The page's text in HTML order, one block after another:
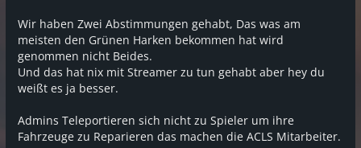
zerstören oder Sharkcards ergattern!
Zusätzlich gibt es auch Admins die sich gerne zu
ihnen Teleportieren
wenn ihr Auto mal wieder
Lasst die Finger von den Server!
Wir haben Zwei Abstimmungen gehabt, Das was am
meisten den Grünen Harken bekommen hat wird
genommen nicht Beides.
Und das hat nix mit Streamer zu tun gehabt aber hey du
weißt es ja besser.
Admins Teleportieren sich nicht zu Spieler um ihre
Fahrzeuge zu Reparieren das machen die ACLS Mitarbeiter.